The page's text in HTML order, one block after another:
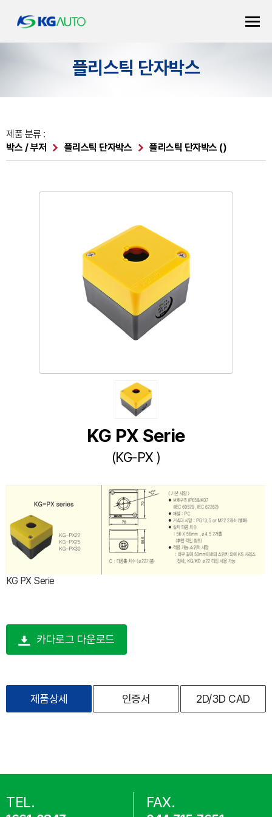
플리스틱 단자박스
제품 분류 :
박스 / 부저
플리스틱 단자박스 플리스틱 단자박스 ()
KG PX Serie
(KG-PX )
KG PX Serie
카다로그 다운로드
제품상세 인증서 2D/3D CAD
TEL. FAX.